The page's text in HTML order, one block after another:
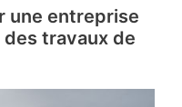
une entreprise
travaux de